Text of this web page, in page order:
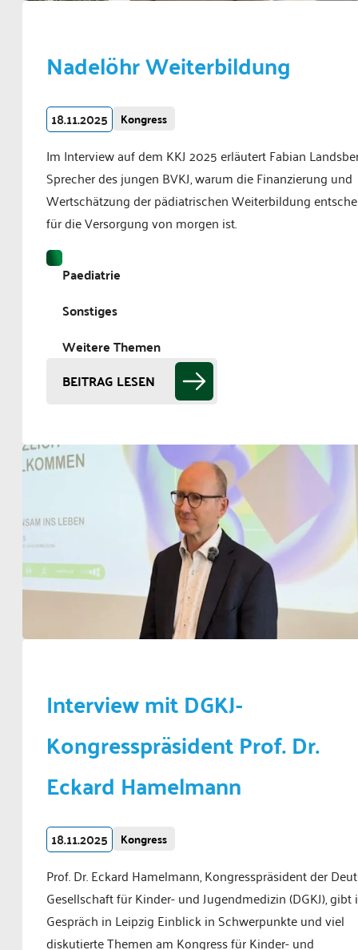
Nadelöhr Weiterbildung
18.11.2025 Kongress
Im Interview auf dem KKJ 2025 erläutert Fabian
Sprecher des jungen BVKJ, warum die Finanzierung und
Wertschätzung der pädiatrischen Weiterbildung
für die Versorgung von morgen ist.
Paediatrie
Sonstiges
Weitere Themen
BEITRAG LESEN
Interview mit DGKJ-
Kongresspräsident Prof. Dr.
Eckard Hamelmann
18.11.2025 Kongress
Prof. Dr. Eckard Hamelmann, Kongresspräsident der
Gesellschaft für Kinder- und Jugendmedizin (DGKJ), gibt
Gespräch in Leipzig Einblick in Schwerpunkte und viel
diskutierte Themen am Kongress für Kinder- und